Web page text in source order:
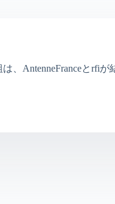
、AntenneFranceとrfiが